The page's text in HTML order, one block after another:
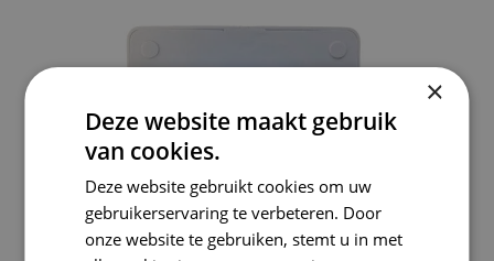
×
Deze website maakt gebruik
van cookies.
Deze website gebruikt cookies om uw
gebruikerservaring te verbeteren. Door
onze website te gebruiken, stemt u in met